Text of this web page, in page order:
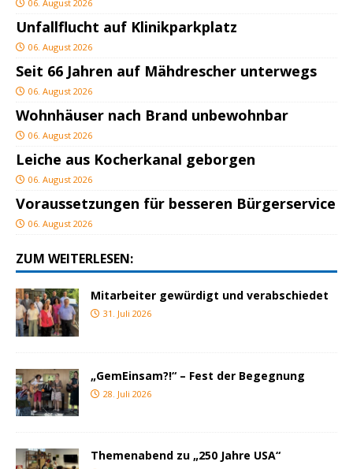
06. August 2026
Unfallflucht auf Klinikparkplatz
06. August 2026
Seit 66 Jahren auf Mähdrescher unterwegs
06. August 2026
Wohnhäuser nach Brand unbewohnbar
06. August 2026
Leiche aus Kocherkanal geborgen
06. August 2026
Voraussetzungen für besseren Bürgerservice
06. August 2026
ZUM WEITERLESEN:
Mitarbeiter gewürdigt und verabschiedet
31. Juli 2026
„GemEinsam?!“ – Fest der Begegnung
28. Juli 2026
Themenabend zu „250 Jahre USA“